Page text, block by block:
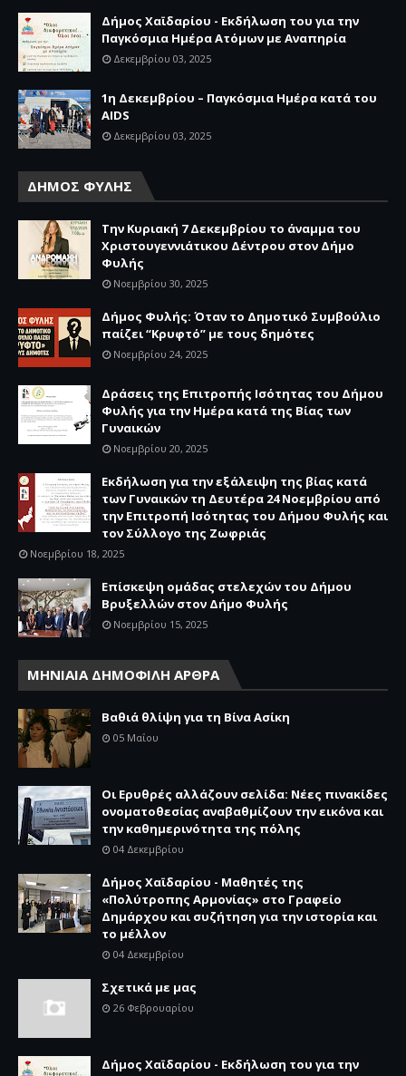
Δήμος Χαϊδαρίου - Εκδήλωση του για την
Παγκόσμια Ημέρα Ατόμων με Αναπηρία
Δεκεμβρίου 03, 2025
1η Δεκεμβρίου – Παγκόσμια Ημέρα κατά του
AIDS
Δεκεμβρίου 03, 2025
ΔΗΜΟΣ ΦΥΛΗΣ
Την Κυριακή 7 Δεκεμβρίου το άναμμα του
Χριστουγεννιάτικου Δέντρου στον Δήμο
Φυλής
Νοεμβρίου 30, 2025
Δήμος Φυλής: Όταν το Δημοτικό Συμβούλιο
παίζει “Κρυφτό” με τους δημότες
Νοεμβρίου 24, 2025
Δράσεις της Επιτροπής Ισότητας του Δήμου
Φυλής για την Ημέρα κατά της Βίας των
Γυναικών
Νοεμβρίου 20, 2025
Εκδήλωση για την εξάλειψη της βίας κατά
των Γυναικών τη Δευτέρα 24 Νοεμβρίου από
την Επιτροπή Ισότητας του Δήμου Φυλής και
τον Σύλλογο της Ζωφριάς
Νοεμβρίου 18, 2025
Επίσκεψη ομάδας στελεχών του Δήμου
Βρυξελλών στον Δήμο Φυλής
Νοεμβρίου 15, 2025
ΜΗΝΙΑΙΑ ΔΗΜΟΦΙΛΗ ΑΡΘΡΑ
Βαθιά θλίψη για τη Βίνα Ασίκη
05 Μαΐου
Οι Ερυθρές αλλάζουν σελίδα: Νέες πινακίδες
ονοματοθεσίας αναβαθμίζουν την εικόνα και
την καθημερινότητα της πόλης
04 Δεκεμβρίου
Δήμος Χαϊδαρίου - Μαθητές της
«Πολύτροπης Αρμονίας» στο Γραφείο
Δημάρχου και συζήτηση για την ιστορία και
το μέλλον
04 Δεκεμβρίου
Σχετικά με μας
26 Φεβρουαρίου
Δήμος Χαϊδαρίου - Εκδήλωση του για την